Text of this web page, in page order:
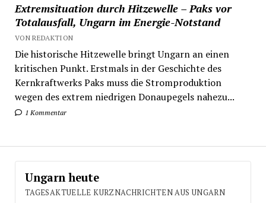
Extremsituation durch Hitzewelle – Paks vor
Totalausfall, Ungarn im Energie-Notstand
VON REDAKTION
Die historische Hitzewelle bringt Ungarn an einen
kritischen Punkt. Erstmals in der Geschichte des
Kernkraftwerks Paks muss die Stromproduktion
wegen des extrem niedrigen Donaupegels nahezu...
1 Kommentar
Ungarn heute
TAGESAKTUELLE KURZNACHRICHTEN AUS UNGARN